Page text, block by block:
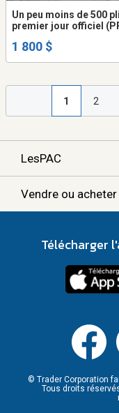
Un peu moins de 500
premier jour officiel
1 800 $
1 2
LesPAC
Vendre ou acheter
Télécharger
© Trader Corporation
Tous droits